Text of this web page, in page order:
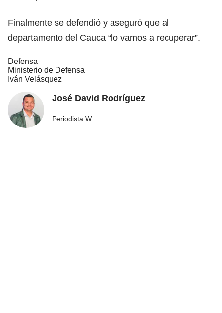
Finalmente se defendió y aseguró que al
departamento del Cauca “lo vamos a recuperar”.
Defensa
Ministerio de Defensa
Iván Velásquez
José David Rodríguez
Periodista W.